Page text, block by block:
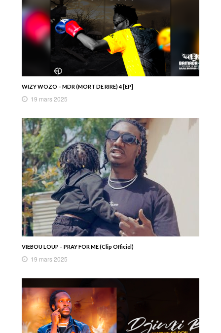
WIZY WOZO – MDR (MORT DE RIRE) 4 [EP]
19 mars 2025
VIEBOU LOUP – PRAY FOR ME (Clip Officiel)
19 mars 2025